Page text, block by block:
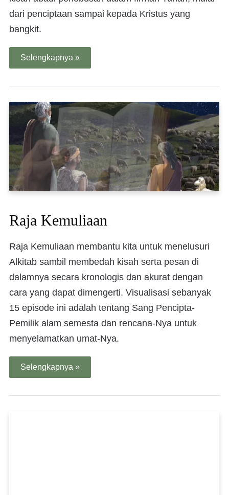
dari penciptaan sampai kepada Kristus yang
bangkit.
Selengkapnya »
Raja Kemuliaan
Raja Kemuliaan membantu kita untuk menelusuri
Alkitab sambil membedah kisah serta pesan di
dalamnya secara kronologis dan akurat dengan
cara yang dapat dimengerti. Visualisasi sebanyak
15 episode ini adalah tentang Sang Pencipta-
Pemilik alam semesta dan rencana-Nya untuk
menyelamatkan umat-Nya.
Selengkapnya »